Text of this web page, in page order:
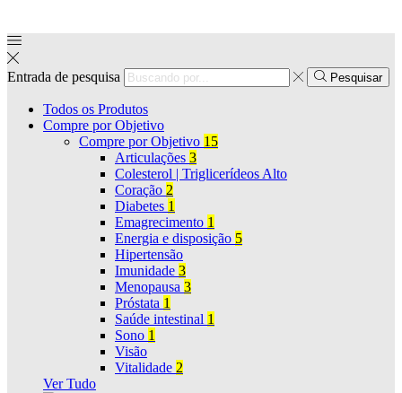
Entrada de pesquisa Pesquisar
Todos os Produtos
Compre por Objetivo
Compre por Objetivo 15
Articulações 3
Colesterol | Triglicerídeos Alto
Coração 2
Diabetes 1
Emagrecimento 1
Energia e disposição 5
Hipertensão
Imunidade 3
Menopausa 3
Próstata 1
Saúde intestinal 1
Sono 1
Visão
Vitalidade 2
Ver Tudo